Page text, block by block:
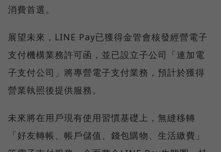
消費首選。
展望未來，LINE Pay已獲得金管會核發經營電子
支付機構業務許可函，並已設立子公司「連加電
子支付公司」將專營電子支付業務，預計於獲得
營業執照後提供服務。
未來將在用戶現有使用習慣基礎上，無縫移轉
「好友轉帳、帳戶儲值、錢包購物、生活繳費」